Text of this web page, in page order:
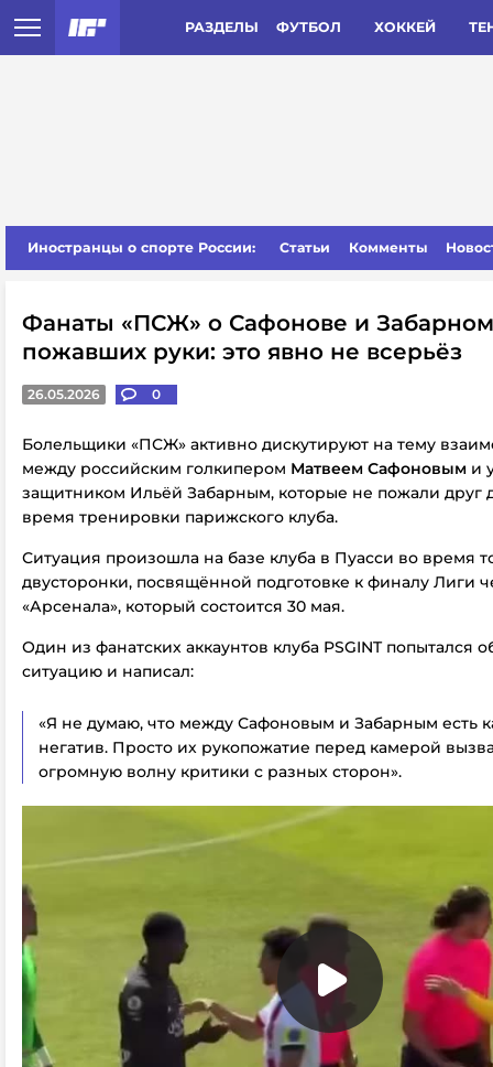
РАЗДЕЛЫ ФУТБОЛ ХОККЕЙ
Иностранцы о спорте России: Статьи Комменты
Фанаты «ПСЖ» о Сафонове и
пожавших руки: это явно не всерьёз
26.05.2026 0
Болельщики «ПСЖ» активно дискутируют на тему
между российским голкипером Матвеем Сафоновым и
защитником Ильёй Забарным, которые не пожали друг
время тренировки парижского клуба.
Ситуация произошла на базе клуба в Пуасси во время
двусторонки, посвящённой подготовке к финалу Лиги
«Арсенала», который состоится 30 мая.
Один из фанатских аккаунтов клуба PSGINT попытался
ситуацию и написал:
«Я не думаю, что между Сафоновым и Забарным есть
негатив. Просто их рукопожатие перед камерой
огромную волну критики с разных сторон».